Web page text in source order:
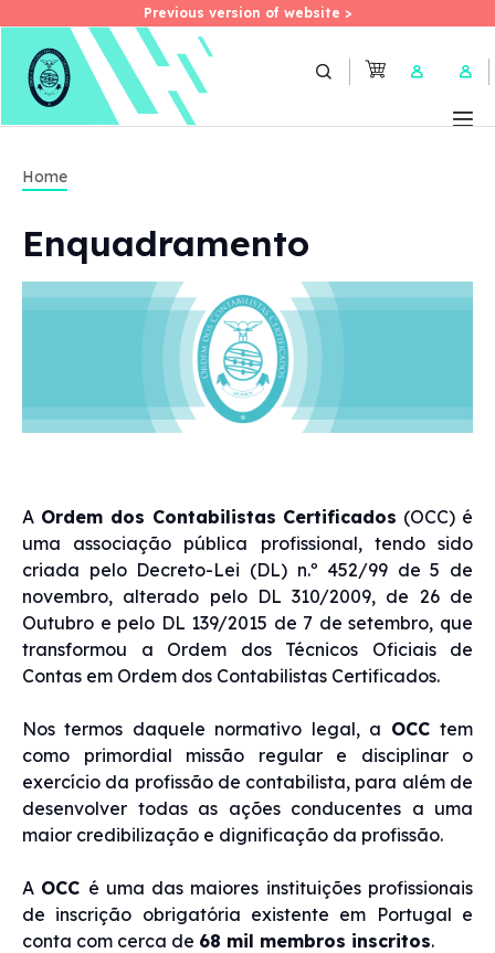
Skip
Previous version of website >
Previous version of website >
User
Home
Enquadramento
A Ordem dos Contabilistas Certificados (OCC) é
uma associação pública profissional, tendo sido
criada pelo Decreto-Lei (DL) n.º 452/99 de 5 de
novembro, alterado pelo DL 310/2009, de 26 de
Outubro e pelo DL 139/2015 de 7 de setembro, que
transformou a Ordem dos Técnicos Oficiais de
Contas em Ordem dos Contabilistas Certificados.
Nos termos daquele normativo legal, a OCCtem
como primordial missão regular e disciplinar o
exercício da profissão de contabilista, para além de
desenvolver todas as ações conducentes a uma
maior credibilização e dignificação da profissão.
A OCC é uma das maiores instituições profissionais
de inscrição obrigatória existente em Portugal e
conta com cerca de 68 mil membros inscritos.